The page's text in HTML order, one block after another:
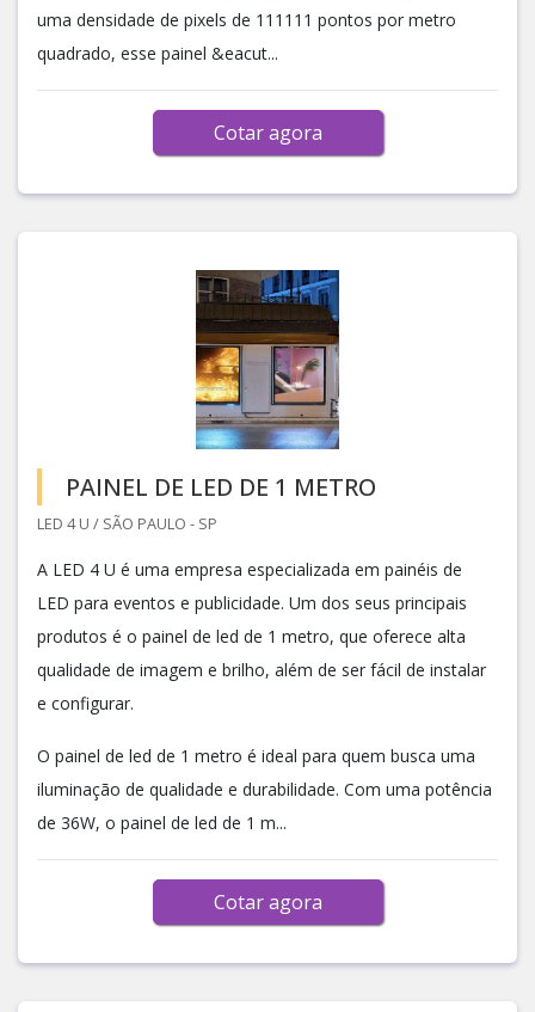
uma densidade de pixels de 111111 pontos por metro
quadrado, esse painel &eacut...
Cotar agora
PAINEL DE LED DE 1 METRO
LED 4 U / SÃO PAULO - SP
A LED 4 U é uma empresa especializada em painéis de
LED para eventos e publicidade. Um dos seus principais
produtos é o painel de led de 1 metro, que oferece alta
qualidade de imagem e brilho, além de ser fácil de instalar
e configurar.
O painel de led de 1 metro é ideal para quem busca uma
iluminação de qualidade e durabilidade. Com uma potência
de 36W, o painel de led de 1 m...
Cotar agora